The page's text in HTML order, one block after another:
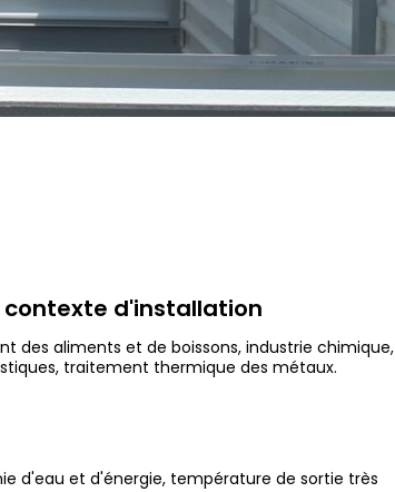
contexte d'installation
des aliments et de boissons, industrie chimique,
traitement thermique des métaux.
d'eau et d'énergie, température de sortie très